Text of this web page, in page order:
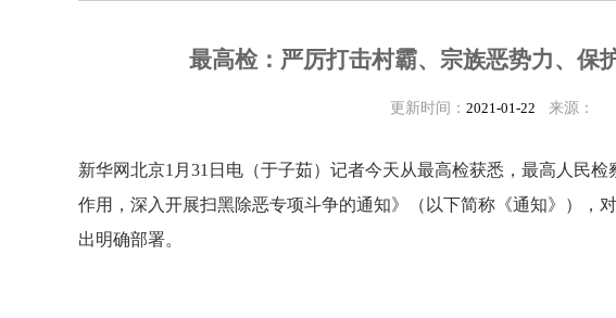
最高检：严厉打击村霸、宗族恶势力、保
更新时间： 2021-01-22 来源：
新华网北京1月31日电（于子茹）记者今天从最高检获悉，最高人民
作用，深入开展扫黑除恶专项斗争的通知》（以下简称《通知》），
出明确部署。